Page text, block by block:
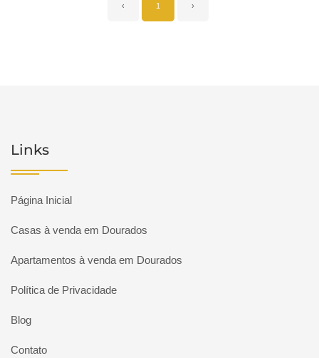
‹ 1 ›
Links
Página Inicial
Casas à venda em Dourados
Apartamentos à venda em Dourados
Política de Privacidade
Blog
Contato